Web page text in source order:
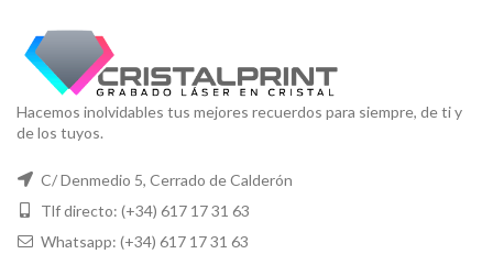
Hacemos inolvidables tus mejores recuerdos para siempre, de ti y
de los tuyos.
C/ Denmedio 5, Cerrado de Calderón
Tlf directo: (+34) 617 17 31 63
Whatsapp: (+34) 617 17 31 63